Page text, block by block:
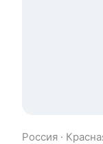
Россия ·